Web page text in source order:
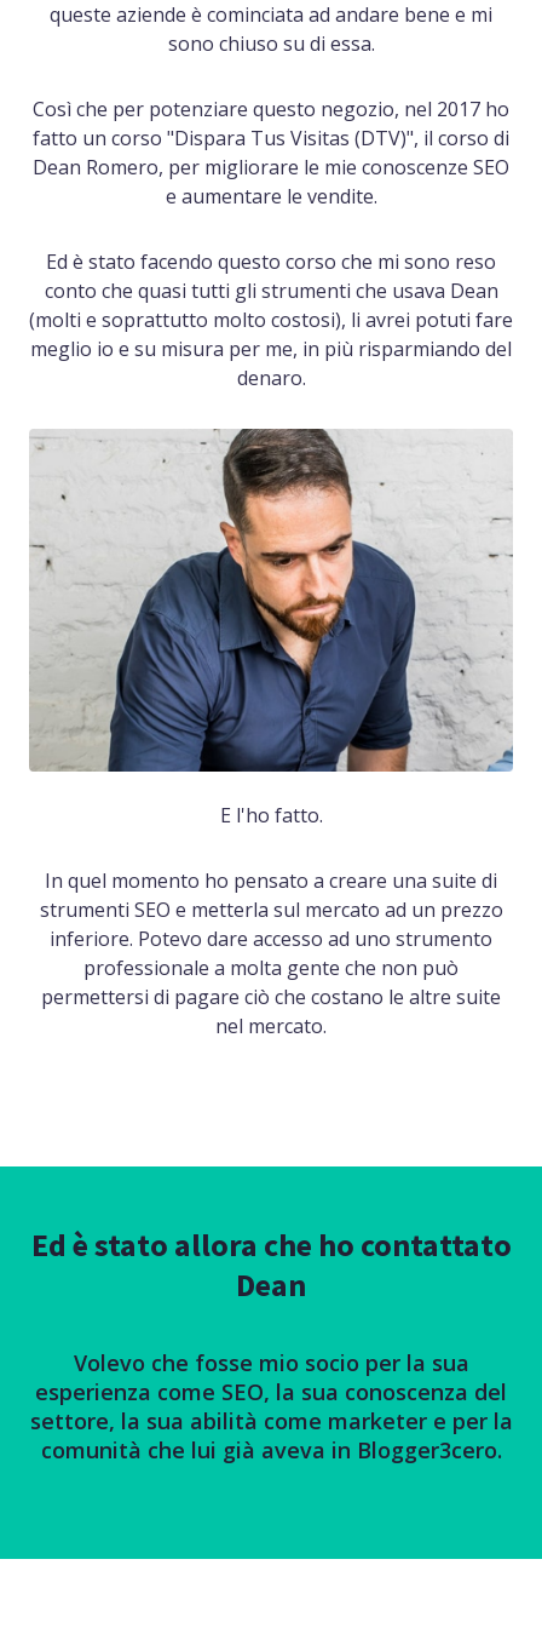
queste aziende è cominciata ad andare bene e mi
sono chiuso su di essa.
Così che per potenziare questo negozio, nel 2017 ho
fatto un corso "Dispara Tus Visitas (DTV)", il corso di
Dean Romero, per migliorare le mie conoscenze SEO
e aumentare le vendite.
Ed è stato facendo questo corso che mi sono reso
conto che quasi tutti gli strumenti che usava Dean
(molti e soprattutto molto costosi), li avrei potuti fare
meglio io e su misura per me, in più risparmiando del
denaro.
E l'ho fatto.
In quel momento ho pensato a creare una suite di
strumenti SEO e metterla sul mercato ad un prezzo
inferiore. Potevo dare accesso ad uno strumento
professionale a molta gente che non può
permettersi di pagare ciò che costano le altre suite
nel mercato.
Ed è stato allora che ho contattato
Dean
Volevo che fosse mio socio per la sua
esperienza come SEO, la sua conoscenza del
settore, la sua abilità come marketer e per la
comunità che lui già aveva in Blogger3cero.